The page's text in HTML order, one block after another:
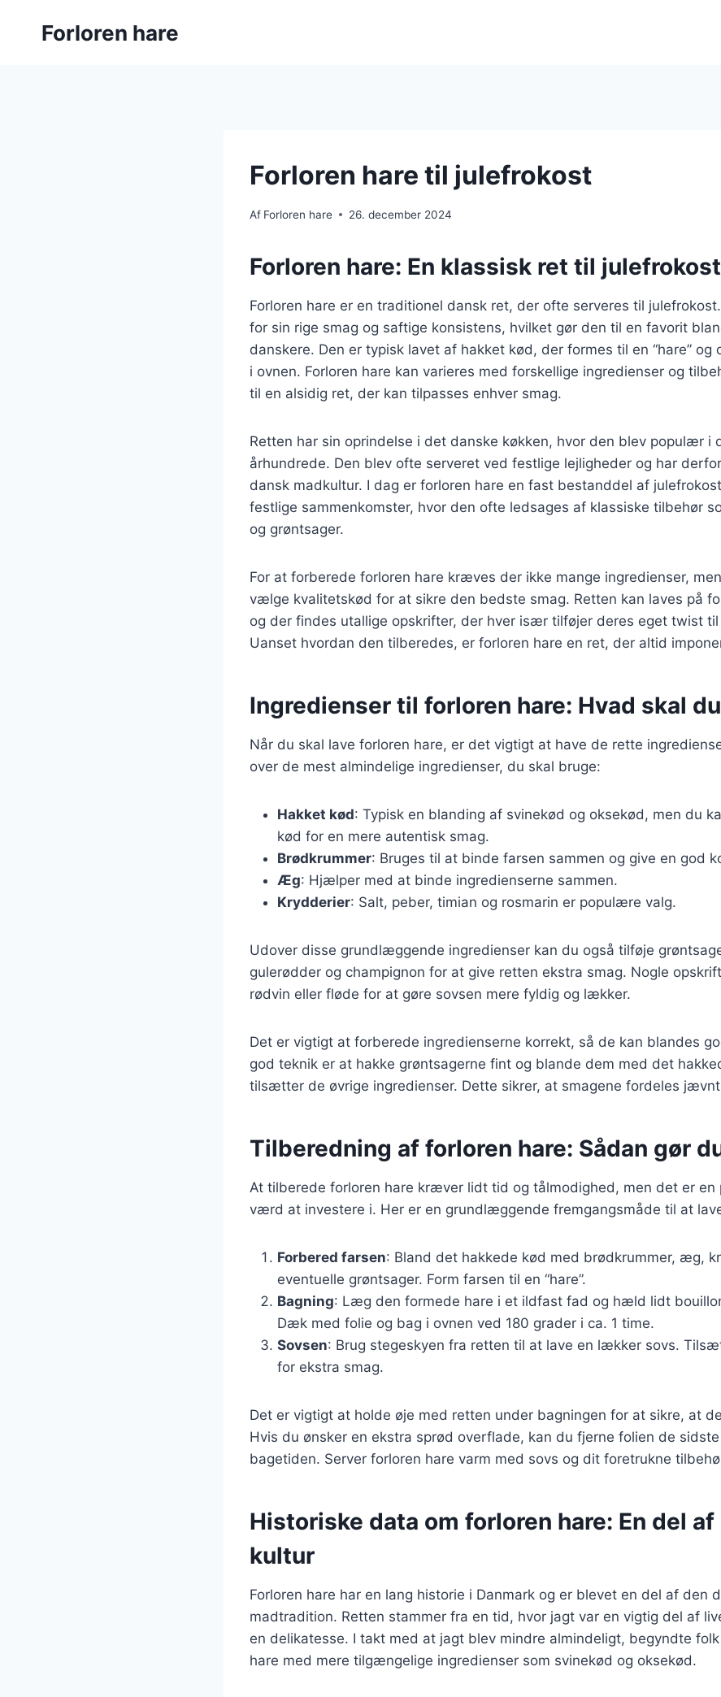
Forloren hare
Forloren hare til julefrokost
Af Forloren hare 26. december 2024
Forloren hare: En klassisk ret til julefrokost
Forloren hare er en traditionel dansk ret, der ofte serveres til
for sin rige smag og saftige konsistens, hvilket gør den til en favorit
danskere. Den er typisk lavet af hakket kød, der formes til en “hare” og
i ovnen. Forloren hare kan varieres med forskellige ingredienser og
til en alsidig ret, der kan tilpasses enhver smag.
Retten har sin oprindelse i det danske køkken, hvor den blev populær i
århundrede. Den blev ofte serveret ved festlige lejligheder og har
dansk madkultur. I dag er forloren hare en fast bestanddel af
festlige sammenkomster, hvor den ofte ledsages af klassiske tilbehør
og grøntsager.
For at forberede forloren hare kræves der ikke mange ingredienser,
vælge kvalitetskød for at sikre den bedste smag. Retten kan laves på
og der findes utallige opskrifter, der hver især tilføjer deres eget twist
Uanset hvordan den tilberedes, er forloren hare en ret, der altid
Ingredienser til forloren hare: Hvad skal
Når du skal lave forloren hare, er det vigtigt at have de rette
over de mest almindelige ingredienser, du skal bruge:
Hakket kød: Typisk en blanding af svinekød og oksekød, men du
kød for en mere autentisk smag.
Brødkrummer: Bruges til at binde farsen sammen og give en god
Æg: Hjælper med at binde ingredienserne sammen.
Krydderier: Salt, peber, timian og rosmarin er populære valg.
Udover disse grundlæggende ingredienser kan du også tilføje
gulerødder og champignon for at give retten ekstra smag. Nogle
rødvin eller fløde for at gøre sovsen mere fyldig og lækker.
Det er vigtigt at forberede ingredienserne korrekt, så de kan blandes
god teknik er at hakke grøntsagerne fint og blande dem med det
tilsætter de øvrige ingredienser. Dette sikrer, at smagene fordeles
Tilberedning af forloren hare: Sådan gør
At tilberede forloren hare kræver lidt tid og tålmodighed, men det er en
værd at investere i. Her er en grundlæggende fremgangsmåde til at
Forbered farsen: Bland det hakkede kød med brødkrummer, æg,
eventuelle grøntsager. Form farsen til en “hare”.
Bagning: Læg den formede hare i et ildfast fad og hæld lidt
Dæk med folie og bag i ovnen ved 180 grader i ca. 1 time.
Sovsen: Brug stegeskyen fra retten til at lave en lækker sovs.
for ekstra smag.
Det er vigtigt at holde øje med retten under bagningen for at sikre, at
Hvis du ønsker en ekstra sprød overflade, kan du fjerne folien de
bagetiden. Server forloren hare varm med sovs og dit foretrukne
Historiske data om forloren hare: En del
kultur
Forloren hare har en lang historie i Danmark og er blevet en del af den
madtradition. Retten stammer fra en tid, hvor jagt var en vigtig del af
en delikatesse. I takt med at jagt blev mindre almindeligt, begyndte
hare med mere tilgængelige ingredienser som svinekød og oksekød.